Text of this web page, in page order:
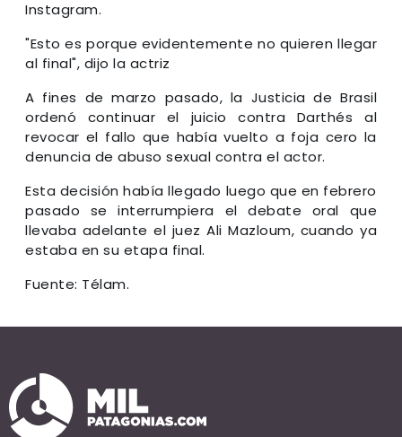
Instagram.
"Esto es porque evidentemente no quieren llegar
al final", dijo la actriz
A fines de marzo pasado, la Justicia de Brasil
ordenó continuar el juicio contra Darthés al
revocar el fallo que había vuelto a foja cero la
denuncia de abuso sexual contra el actor.
Esta decisión había llegado luego que en febrero
pasado se interrumpiera el debate oral que
llevaba adelante el juez Ali Mazloum, cuando ya
estaba en su etapa final.
Fuente: Télam.